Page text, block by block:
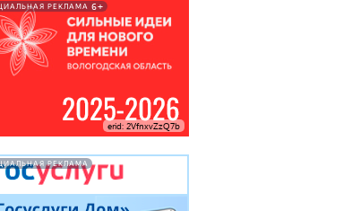
РЕКЛАМА 6+
erid: 2VfnxvZzQ7b
РЕКЛАМА